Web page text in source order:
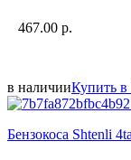
467.00 p.
в наличииКупить в
Бензокоса Shtenli